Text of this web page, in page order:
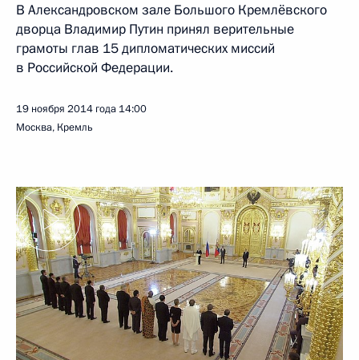
В Александровском зале Большого Кремлёвского
дворца Владимир Путин принял верительные
грамоты глав 15 дипломатических миссий
в Российской Федерации.
19 ноября 2014 года 14:00
Москва, Кремль